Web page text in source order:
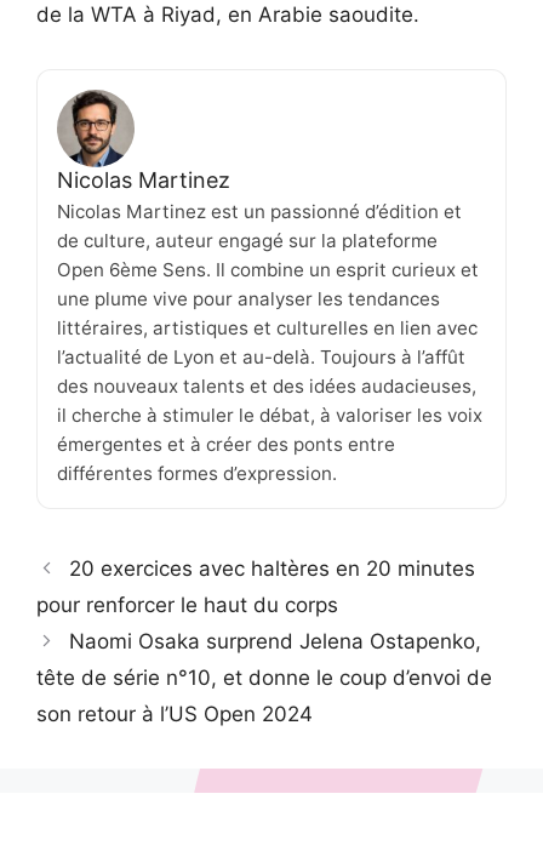
de la WTA à Riyad, en Arabie saoudite.
Nicolas Martinez
Nicolas Martinez est un passionné d’édition et
de culture, auteur engagé sur la plateforme
Open 6ème Sens. Il combine un esprit curieux et
une plume vive pour analyser les tendances
littéraires, artistiques et culturelles en lien avec
l’actualité de Lyon et au-delà. Toujours à l’affût
des nouveaux talents et des idées audacieuses,
il cherche à stimuler le débat, à valoriser les voix
émergentes et à créer des ponts entre
différentes formes d’expression.
20 exercices avec haltères en 20 minutes
pour renforcer le haut du corps
Naomi Osaka surprend Jelena Ostapenko,
tête de série n°10, et donne le coup d’envoi de
son retour à l’US Open 2024